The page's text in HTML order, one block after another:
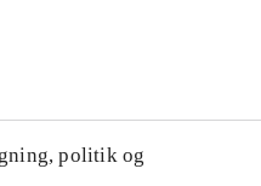
politik og